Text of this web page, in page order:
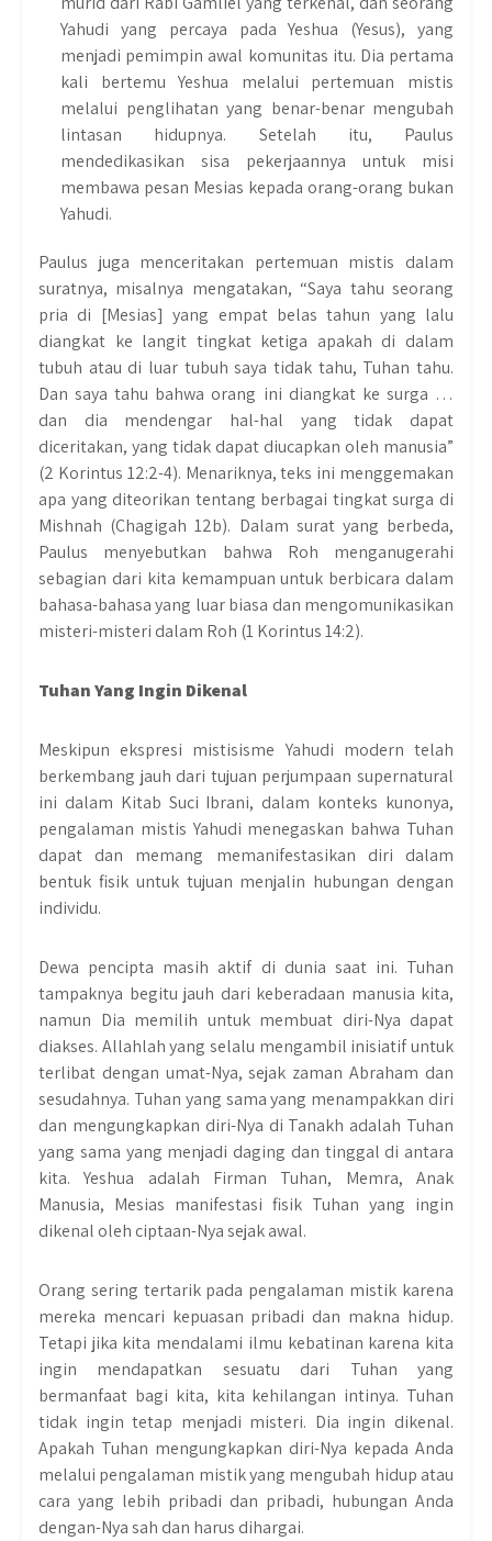
Yahudi yang percaya pada Yeshua (Yesus), yang
menjadi pemimpin awal komunitas itu. Dia pertama
kali bertemu Yeshua melalui pertemuan mistis
melalui penglihatan yang benar-benar mengubah
lintasan hidupnya. Setelah itu, Paulus
mendedikasikan sisa pekerjaannya untuk misi
membawa pesan Mesias kepada orang-orang bukan
Yahudi.
Paulus juga menceritakan pertemuan mistis dalam
suratnya, misalnya mengatakan, “Saya tahu seorang
pria di [Mesias] yang empat belas tahun yang lalu
diangkat ke langit tingkat ketiga apakah di dalam
tubuh atau di luar tubuh saya tidak tahu, Tuhan tahu.
Dan saya tahu bahwa orang ini diangkat ke surga …
dan dia mendengar hal-hal yang tidak dapat
diceritakan, yang tidak dapat diucapkan oleh manusia”
(2 Korintus 12:2-4). Menariknya, teks ini menggemakan
apa yang diteorikan tentang berbagai tingkat surga di
Mishnah (Chagigah 12b). Dalam surat yang berbeda,
Paulus menyebutkan bahwa Roh menganugerahi
sebagian dari kita kemampuan untuk berbicara dalam
bahasa-bahasa yang luar biasa dan mengomunikasikan
misteri-misteri dalam Roh (1 Korintus 14:2).
Tuhan Yang Ingin Dikenal
Meskipun ekspresi mistisisme Yahudi modern telah
berkembang jauh dari tujuan perjumpaan supernatural
ini dalam Kitab Suci Ibrani, dalam konteks kunonya,
pengalaman mistis Yahudi menegaskan bahwa Tuhan
dapat dan memang memanifestasikan diri dalam
bentuk fisik untuk tujuan menjalin hubungan dengan
individu.
Dewa pencipta masih aktif di dunia saat ini. Tuhan
tampaknya begitu jauh dari keberadaan manusia kita,
namun Dia memilih untuk membuat diri-Nya dapat
diakses. Allahlah yang selalu mengambil inisiatif untuk
terlibat dengan umat-Nya, sejak zaman Abraham dan
sesudahnya. Tuhan yang sama yang menampakkan diri
dan mengungkapkan diri-Nya di Tanakh adalah Tuhan
yang sama yang menjadi daging dan tinggal di antara
kita. Yeshua adalah Firman Tuhan, Memra, Anak
Manusia, Mesias manifestasi fisik Tuhan yang ingin
dikenal oleh ciptaan-Nya sejak awal.
Orang sering tertarik pada pengalaman mistik karena
mereka mencari kepuasan pribadi dan makna hidup.
Tetapi jika kita mendalami ilmu kebatinan karena kita
ingin mendapatkan sesuatu dari Tuhan yang
bermanfaat bagi kita, kita kehilangan intinya. Tuhan
tidak ingin tetap menjadi misteri. Dia ingin dikenal.
Apakah Tuhan mengungkapkan diri-Nya kepada Anda
melalui pengalaman mistik yang mengubah hidup atau
cara yang lebih pribadi dan pribadi, hubungan Anda
dengan-Nya sah dan harus dihargai.